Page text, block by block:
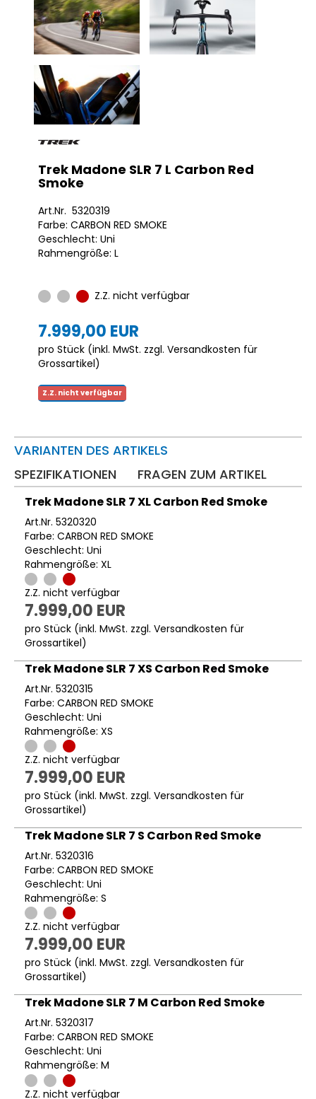
Trek Madone SLR 7 L Carbon Red
Smoke
Art.Nr. 5320319
Farbe: CARBON RED SMOKE
Geschlecht: Uni
Rahmengröße: L
Z.Z. nicht verfügbar
7.999,00 EUR
pro Stück (inkl. MwSt. zzgl. Versandkosten für
Grossartikel)
Z.Z. nicht verfügbar
VARIANTEN DES ARTIKELS
SPEZIFIKATIONEN
FRAGEN ZUM ARTIKEL
Trek Madone SLR 7 XL Carbon Red Smoke
Art.Nr. 5320320
Farbe: CARBON RED SMOKE
Geschlecht: Uni
Rahmengröße: XL
Z.Z. nicht verfügbar
7.999,00 EUR
pro Stück (inkl. MwSt. zzgl. Versandkosten für
Grossartikel)
Trek Madone SLR 7 XS Carbon Red Smoke
Art.Nr. 5320315
Farbe: CARBON RED SMOKE
Geschlecht: Uni
Rahmengröße: XS
Z.Z. nicht verfügbar
7.999,00 EUR
pro Stück (inkl. MwSt. zzgl. Versandkosten für
Grossartikel)
Trek Madone SLR 7 S Carbon Red Smoke
Art.Nr. 5320316
Farbe: CARBON RED SMOKE
Geschlecht: Uni
Rahmengröße: S
Z.Z. nicht verfügbar
7.999,00 EUR
pro Stück (inkl. MwSt. zzgl. Versandkosten für
Grossartikel)
Trek Madone SLR 7 M Carbon Red Smoke
Art.Nr. 5320317
Farbe: CARBON RED SMOKE
Geschlecht: Uni
Rahmengröße: M
Z.Z. nicht verfügbar